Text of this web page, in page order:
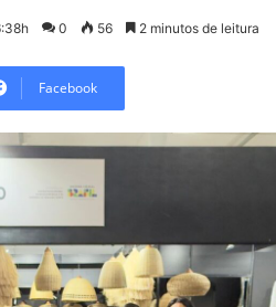
0 56 2 minutos de leitura
Facebook